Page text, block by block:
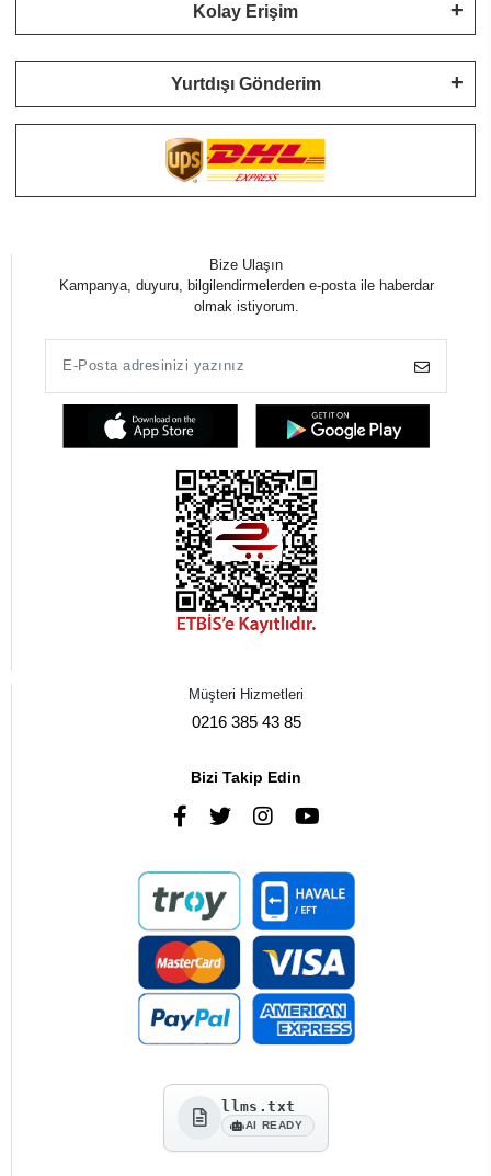
Kolay Erişim
Yurtdışı Gönderim
Bize Ulaşın
Kampanya, duyuru, bilgilendirmelerden e-posta ile haberdar
olmak istiyorum.
Müşteri Hizmetleri
0216 385 43 85
Bizi Takip Edin
llms.txt
AI READY